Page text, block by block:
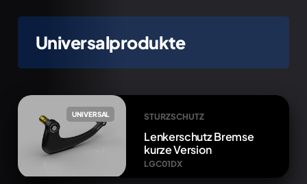
Universalprodukte
UNIVERSAL STURZSCHUTZ
Lenkerschutz Bremse
kurze Version
LGC01DX